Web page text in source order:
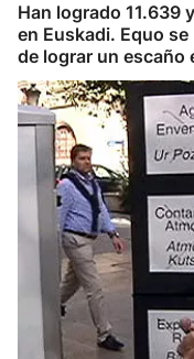
Han logrado 11.639
en Euskadi. Equo
de lograr un escaño